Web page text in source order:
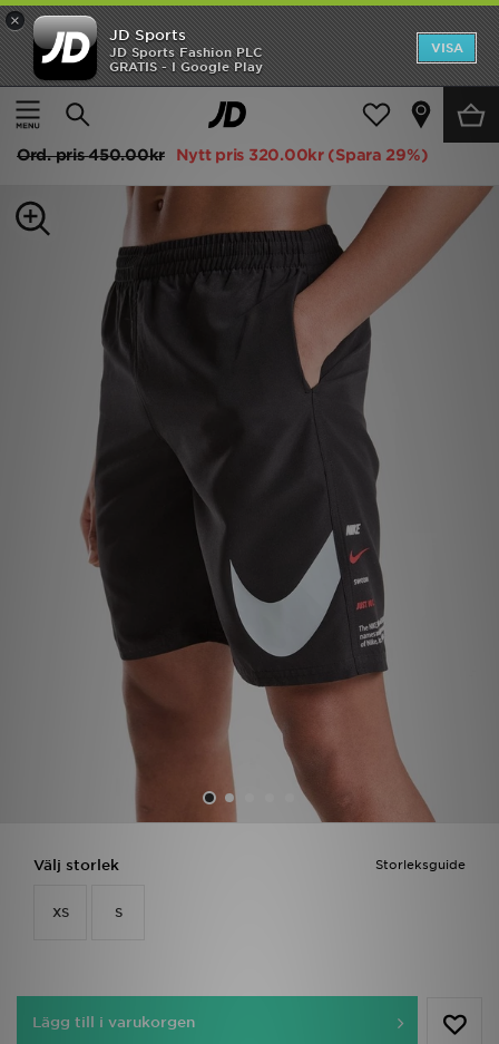
×
JD Sports
JD Sports Fashion PLC
GRATIS - I Google Play
VISA
Hem
Barn Juniorkläder (8-15 År) badkläder
Nike Swoosh Swim Shorts Junior
Ord. pris450.00kr Nytt pris 320.00kr (Spara 29%)
Storleksguide
Välj storlek
XS S
Lägg till i varukorgen
Hem
REA
Dam
Varumärken
Bästsäljare
Ladda ner appen
Mina meddelanden